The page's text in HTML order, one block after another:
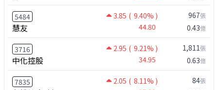
5484 3.85 ( 9.40% )
慧友 44.80
967張
0.43億
3716 2.95 ( 9.21% )
中化控股 34.95
1,811張
0.63億
7835 2.05 ( 8.11% ) 84張